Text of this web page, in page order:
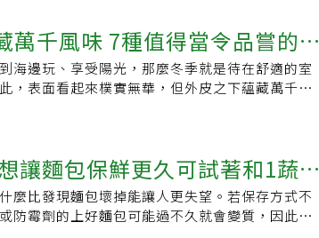
萬千風味 7種值得當令品嘗的冬
海邊玩、享受陽光，那麼冬季就是待在舒適的室
，表面看起來樸實無華，但外皮之下蘊藏萬千風
常盛產於初冬，但可能較寒冷的月份裡也能買
、高麗菜的清甜爽脆，很適合做涼拌或煮湯，不
削皮刀會較有效率。有時間的話可以發酵成泡
。2.菊芋（Sunchoke）菊芋外型很像薑，但沒有
，內在卻充滿澱粉、滋味豐富。因為在較冷的區
讓麵包保鮮更久可試著和1蔬菜
麼比發現麵包壞掉能讓人更失望。若保存方式不
防霉劑的上好麵包可能過不久就會變質，因此保